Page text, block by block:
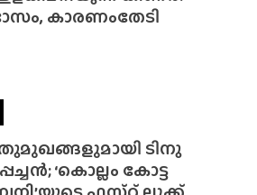
കാരണംതേടി
ടിനു
‘കൊല്ലം കോട്ട